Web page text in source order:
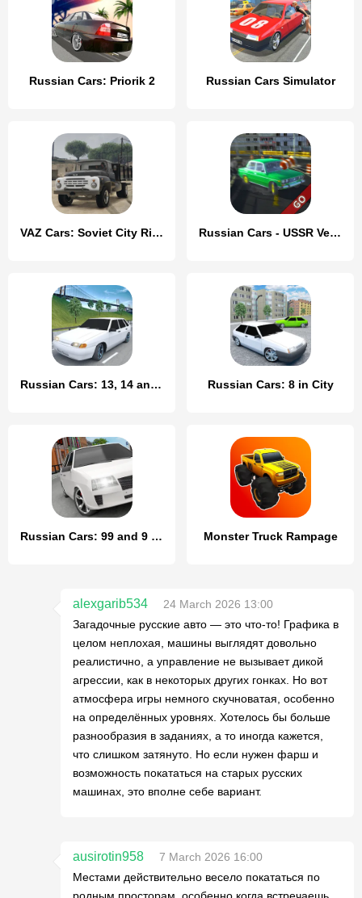
Russian Cars: Priorik 2 Russian Cars Simulator
VAZ Cars: Soviet City Ride Russian Cars - USSR Version
Russian Cars: 13, 14 and 15 Russian Cars: 8 in City
Russian Cars: 99 and 9 in City Monster Truck Rampage
alexgarib534
24 March 2026 13:00
Загадочные русские авто — это что-то! Графика в
целом неплохая, машины выглядят довольно
реалистично, а управление не вызывает дикой
агрессии, как в некоторых других гонках. Но вот
атмосфера игры немного скучноватая, особенно
на определённых уровнях. Хотелось бы больше
разнообразия в заданиях, а то иногда кажется,
что слишком затянуто. Но если нужен фарш и
возможность покататься на старых русских
машинах, это вполне себе вариант.
ausirotin958
7 March 2026 16:00
Местами действительно весело покататься по